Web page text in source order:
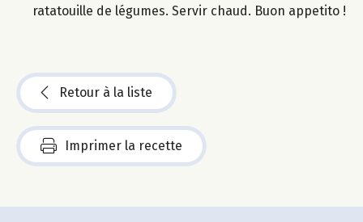
ratatouille de légumes. Servir chaud. Buon appetito !
Retour à la liste
Imprimer la recette